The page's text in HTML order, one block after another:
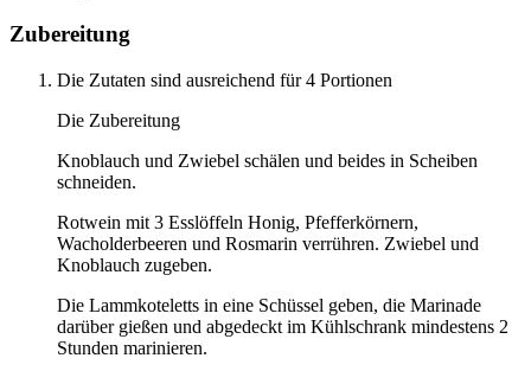
Zubereitung
Die Zutaten sind ausreichend für 4 Portionen
Die Zubereitung
Knoblauch und Zwiebel schälen und beides in Scheiben
schneiden.
Rotwein mit 3 Esslöffeln Honig, Pfefferkörnern,
Wacholderbeeren und Rosmarin verrühren. Zwiebel und
Knoblauch zugeben.
Die Lammkoteletts in eine Schüssel geben, die Marinade
darüber gießen und abgedeckt im Kühlschrank mindestens 2
Stunden marinieren.